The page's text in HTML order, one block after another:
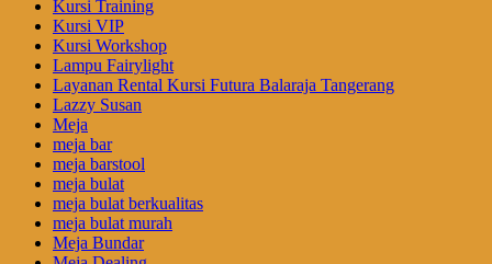
Kursi Training
Kursi VIP
Kursi Workshop
Lampu Fairylight
Layanan Rental Kursi Futura Balaraja Tangerang
Lazzy Susan
Meja
meja bar
meja barstool
meja bulat
meja bulat berkualitas
meja bulat murah
Meja Bundar